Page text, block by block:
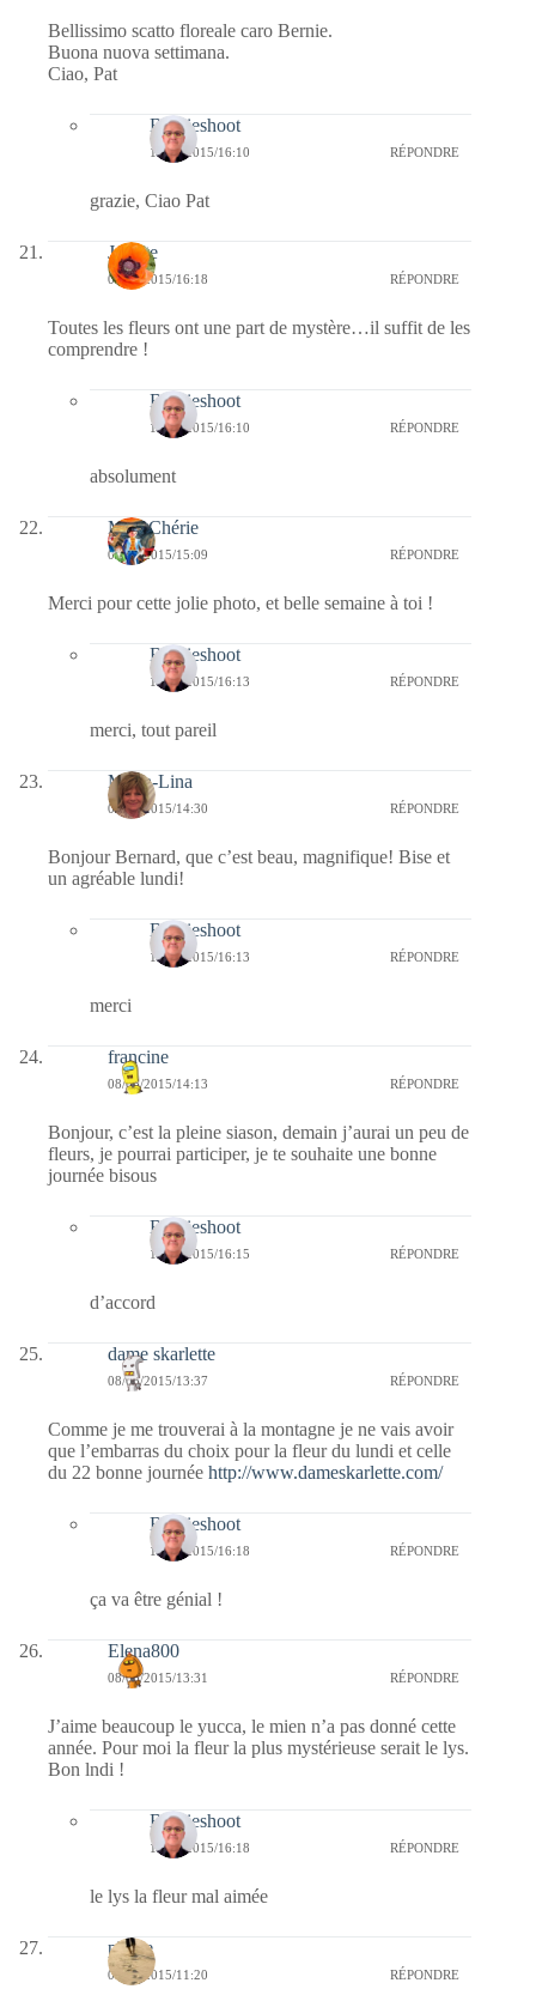
Bellissimo scatto floreale caro Bernie.
Buona nuova settimana.
Ciao, Pat
Bernieshoot
14/06/2015/16:10 RÉPONDRE
grazie, Ciao Pat
Josette
08/06/2015/16:18 RÉPONDRE
Toutes les fleurs ont une part de mystère…il suffit de les
comprendre !
Bernieshoot
14/06/2015/16:10 RÉPONDRE
absolument
MumChérie
08/06/2015/15:09 RÉPONDRE
Merci pour cette jolie photo, et belle semaine à toi !
Bernieshoot
14/06/2015/16:13 RÉPONDRE
merci, tout pareil
Maria-Lina
08/06/2015/14:30 RÉPONDRE
Bonjour Bernard, que c’est beau, magnifique! Bise et
un agréable lundi!
Bernieshoot
14/06/2015/16:13 RÉPONDRE
merci
francine
08/06/2015/14:13 RÉPONDRE
Bonjour, c’est la pleine siason, demain j’aurai un peu de
fleurs, je pourrai participer, je te souhaite une bonne
journée bisous
Bernieshoot
14/06/2015/16:15 RÉPONDRE
d’accord
dame skarlette
08/06/2015/13:37 RÉPONDRE
Comme je me trouverai à la montagne je ne vais avoir
que l’embarras du choix pour la fleur du lundi et celle
du 22 bonne journée http://www.dameskarlette.com/
Bernieshoot
14/06/2015/16:18 RÉPONDRE
ça va être génial !
Elena800
08/06/2015/13:31 RÉPONDRE
J’aime beaucoup le yucca, le mien n’a pas donné cette
année. Pour moi la fleur la plus mystérieuse serait le lys.
Bon lndi !
Bernieshoot
14/06/2015/16:18 RÉPONDRE
le lys la fleur mal aimée
philae
08/06/2015/11:20 RÉPONDRE